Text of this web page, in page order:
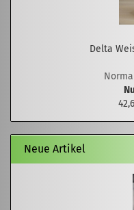
Delta
Neue Artikel